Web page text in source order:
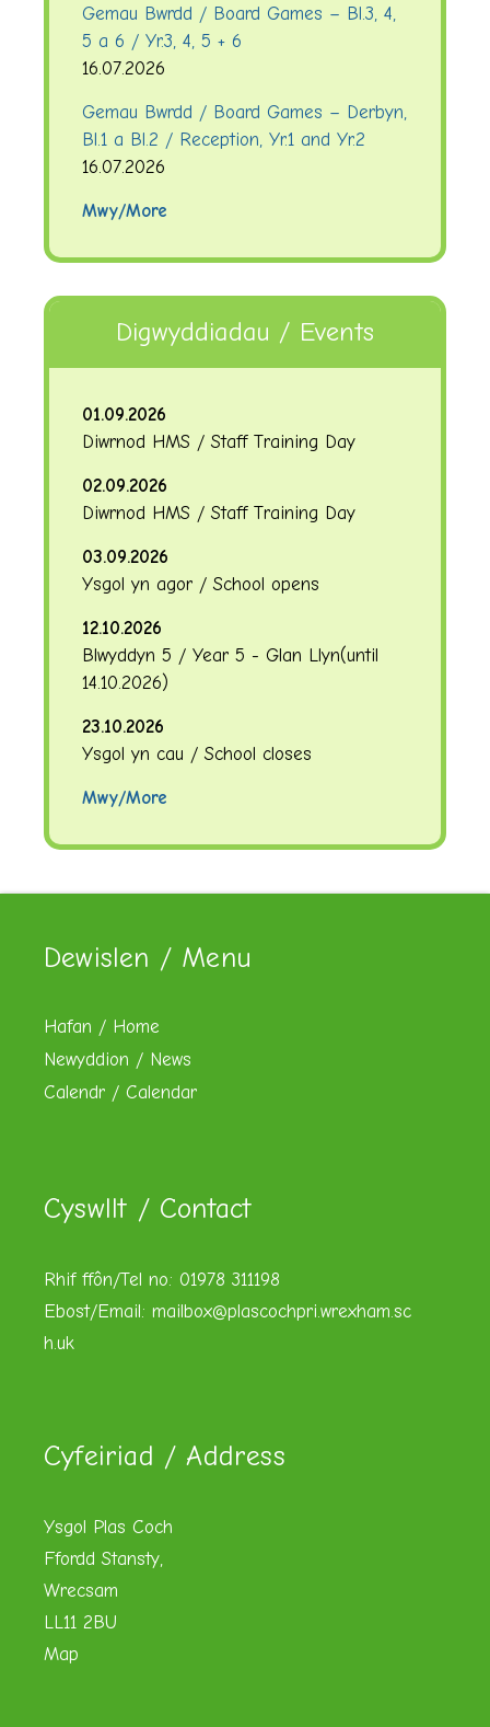
Gemau Bwrdd / Board Games – Bl.3, 4,
5 a 6 / Yr.3, 4, 5 + 6
16.07.2026
Gemau Bwrdd / Board Games – Derbyn,
Bl.1 a Bl.2 / Reception, Yr.1 and Yr.2
16.07.2026
Mwy/More
Digwyddiadau / Events
01.09.2026
Diwrnod HMS / Staff Training Day
02.09.2026
Diwrnod HMS / Staff Training Day
03.09.2026
Ysgol yn agor / School opens
12.10.2026
Blwyddyn 5 / Year 5 - Glan Llyn(until
14.10.2026)
23.10.2026
Ysgol yn cau / School closes
Mwy/More
Dewislen / Menu
Hafan / Home
Newyddion / News
Calendr / Calendar
Cyswllt / Contact
Rhif ffôn/Tel no: 01978 311198
Ebost/Email: mailbox@plascochpri.wrexham.sc
h.uk
Cyfeiriad / Address
Ysgol Plas Coch
Ffordd Stansty,
Wrecsam
LL11 2BU
Map